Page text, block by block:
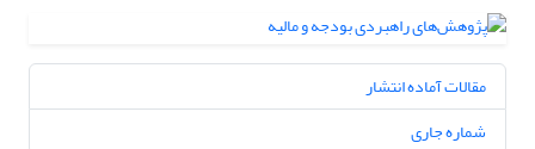
مقالات آماده انتشار
شماره جاری